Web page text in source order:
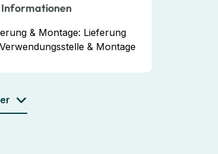
& Montage: Lieferung
& Montage